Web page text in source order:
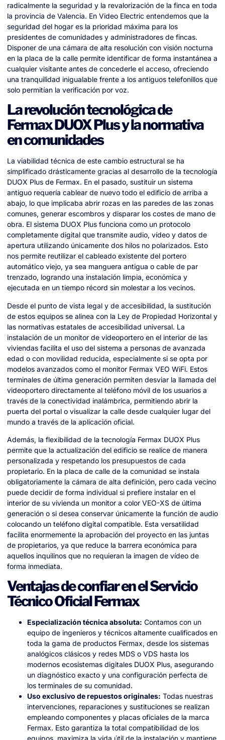
radicalmente la seguridad y la revalorización de la finca en toda
la provincia de Valencia. En Video Electric entendemos que la
seguridad del hogar es la prioridad máxima para los
presidentes de comunidades y administradores de fincas.
Disponer de una cámara de alta resolución con visión nocturna
en la placa de la calle permite identificar de forma instantánea a
cualquier visitante antes de concederle el acceso, ofreciendo
una tranquilidad inigualable frente a los antiguos telefonillos que
solo permitían la verificación por voz.
La revolución tecnológica de
Fermax DUOX Plus y la normativa
en comunidades
La viabilidad técnica de este cambio estructural se ha
simplificado drásticamente gracias al desarrollo de la tecnología
DUOX Plus de Fermax. En el pasado, sustituir un sistema
antiguo requería cablear de nuevo todo el edificio de arriba a
abajo, lo que implicaba abrir rozas en las paredes de las zonas
comunes, generar escombros y disparar los costes de mano de
obra. El sistema DUOX Plus funciona como un protocolo
completamente digital que transmite audio, vídeo y datos de
apertura utilizando únicamente dos hilos no polarizados. Esto
nos permite reutilizar el cableado existente del portero
automático viejo, ya sea manguera antigua o cable de par
trenzado, logrando una instalación limpia, económica y
ejecutada en un tiempo récord sin molestar a los vecinos.
Desde el punto de vista legal y de accesibilidad, la sustitución
de estos equipos se alinea con la Ley de Propiedad Horizontal y
las normativas estatales de accesibilidad universal. La
instalación de un monitor de videoportero en el interior de las
viviendas facilita el uso del sistema a personas de avanzada
edad o con movilidad reducida, especialmente si se opta por
modelos avanzados como el monitor Fermax VEO WiFi. Estos
terminales de última generación permiten desviar la llamada del
videoportero directamente al teléfono móvil de los usuarios a
través de la conectividad inalámbrica, permitiendo abrir la
puerta del portal o visualizar la calle desde cualquier lugar del
mundo a través de la aplicación oficial.
Además, la flexibilidad de la tecnología Fermax DUOX Plus
permite que la actualización del edificio se realice de manera
personalizada y respetando los presupuestos de cada
propietario. En la placa de calle de la comunidad se instala
obligatoriamente la cámara de alta definición, pero cada vecino
puede decidir de forma individual si prefiere instalar en el
interior de su vivienda un monitor a color VEO-XS de última
generación o si desea conservar únicamente la función de audio
colocando un teléfono digital compatible. Esta versatilidad
facilita enormemente la aprobación del proyecto en las juntas
de propietarios, ya que reduce la barrera económica para
aquellos inquilinos que no requieran la imagen de vídeo de
forma inmediata.
Ventajas de confiar en el Servicio
Técnico Oficial Fermax
Especialización técnica absoluta: Contamos con un
equipo de ingenieros y técnicos altamente cualificados en
toda la gama de productos Fermax, desde los sistemas
analógicos clásicos y redes MDS o VDS hasta los
modernos ecosistemas digitales DUOX Plus, asegurando
un diagnóstico exacto y una configuración perfecta de
los terminales de su comunidad.
Uso exclusivo de repuestos originales: Todas nuestras
intervenciones, reparaciones y sustituciones se realizan
empleando componentes y placas oficiales de la marca
Fermax. Esto garantiza la total compatibilidad de los